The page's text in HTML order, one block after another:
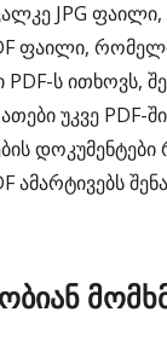
JPG
ფაილი,
PDF-ს
უკვე PDF-
ამარტივებს